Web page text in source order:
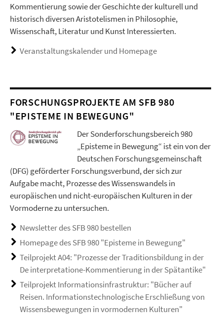
Kommentierung sowie der Geschichte der kulturell und
historisch diversen Aristotelismen in Philosophie,
Wissenschaft, Literatur und Kunst Interessierten.
Veranstaltungskalender und Homepage
FORSCHUNGSPROJEKTE AM SFB 980
"EPISTEME IN BEWEGUNG"
Der Sonderforschungsbereich 980
„Episteme in Bewegung“ ist ein von der
Deutschen Forschungsgemeinschaft
(DFG) geförderter Forschungsverbund, der sich zur
Aufgabe macht, Prozesse des Wissenswandels in
europäischen und nicht-europäischen Kulturen in der
Vormoderne zu untersuchen.
Newsletter des SFB 980 bestellen
Homepage des SFB 980 "Episteme in Bewegung"
Teilprojekt A04: "Prozesse der Traditionsbildung in der
De interpretatione-Kommentierung in der Spätantike"
Teilprojekt Informationsinfrastruktur: "Bücher auf
Reisen. Informationstechnologische Erschließung von
Wissensbewegungen in vormodernen Kulturen"